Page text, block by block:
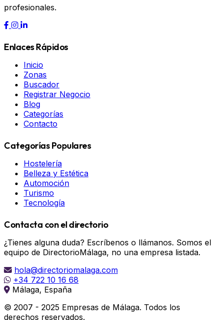
profesionales.
Enlaces Rápidos
Inicio
Zonas
Buscador
Registrar Negocio
Blog
Categorías
Contacto
Categorías Populares
Hostelería
Belleza y Estética
Automoción
Turismo
Tecnología
Contacta con el directorio
¿Tienes alguna duda? Escríbenos o llámanos. Somos el
equipo de DirectorioMálaga, no una empresa listada.
hola@directoriomalaga.com
+34 722 10 16 68
Málaga, España
© 2007 - 2025 Empresas de Málaga. Todos los
derechos reservados.